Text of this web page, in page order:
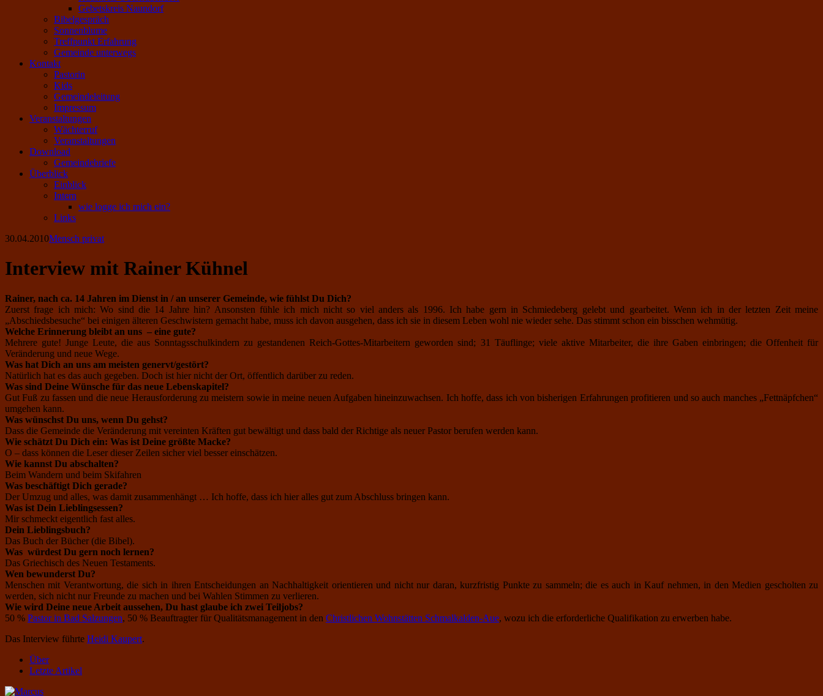
Gebetskreis Naundorf
Bibelgespräch
Sonnenblume
Treffpunkt Erfahrung
Gemeinde unterwegs
Kontakt
Pastorin
Kids
Gemeindeleitung
Impressum
Veranstaltungen
Wächterruf
Veranstaltungen
Download
Gemeindebriefe
Überblick
Einblick
Intern
wie logge ich mich ein?
Links
30.04.2010Mensch privat
Interview mit Rainer Kühnel
Rainer, nach ca. 14 Jahren im Dienst in / an unserer Gemeinde, wie fühlst Du Dich?
Zuerst frage ich mich: Wo sind die 14 Jahre hin? Ansonsten fühle ich mich nicht so viel anders als 1996. Ich habe gern in Schmiedeberg gelebt und gearbeitet. Wenn ich in der letzten Zeit meine
„Abschiedsbesuche“ bei einigen älteren Geschwistern gemacht habe, muss ich davon ausgehen, dass ich sie in diesem Leben wohl nie wieder sehe. Das stimmt schon ein bisschen wehmütig.
Welche Erinnerung bleibt an uns – eine gute?
Mehrere gute! Junge Leute, die aus Sonntagsschulkindern zu gestandenen Reich-Gottes-Mitarbeitern geworden sind; 31 Täuflinge; viele aktive Mitarbeiter, die ihre Gaben einbringen; die Offenheit für
Veränderung und neue Wege.
Was hat Dich an uns am meisten genervt/gestört?
Natürlich hat es das auch gegeben. Doch ist hier nicht der Ort, öffentlich darüber zu reden.
Was sind Deine Wünsche für das neue Lebenskapitel?
Gut Fuß zu fassen und die neue Herausforderung zu meistern sowie in meine neuen Aufgaben hineinzuwachsen. Ich hoffe, dass ich von bisherigen Erfahrungen profitieren und so auch manches „Fettnäpfchen“
umgehen kann.
Was wünschst Du uns, wenn Du gehst?
Dass die Gemeinde die Veränderung mit vereinten Kräften gut bewältigt und dass bald der Richtige als neuer Pastor berufen werden kann.
Wie schätzt Du Dich ein: Was ist Deine größte Macke?
O – dass können die Leser dieser Zeilen sicher viel besser einschätzen.
Wie kannst Du abschalten?
Beim Wandern und beim Skifahren
Was beschäftigt Dich gerade?
Der Umzug und alles, was damit zusammenhängt … Ich hoffe, dass ich hier alles gut zum Abschluss bringen kann.
Was ist Dein Lieblingsessen?
Mir schmeckt eigentlich fast alles.
Dein Lieblingsbuch?
Das Buch der Bücher (die Bibel).
Was würdest Du gern noch lernen?
Das Griechisch des Neuen Testaments.
Wen bewunderst Du?
Menschen mit Verantwortung, die sich in ihren Entscheidungen an Nachhaltigkeit orientieren und nicht nur daran, kurzfristig Punkte zu sammeln; die es auch in Kauf nehmen, in den Medien gescholten zu
werden, sich nicht nur Freunde zu machen und bei Wahlen Stimmen zu verlieren.
Wie wird Deine neue Arbeit aussehen, Du hast glaube ich zwei Teiljobs?
50 % Pastor in Bad Salzungen, 50 % Beauftragter für Qualitätsmanagement in den Christlichen Wohnstätten Schmalkalden-Aue, wozu ich die erforderliche Qualifikation zu erwerben habe.
Das Interview führte Heidi Kaupert.
Über
Letzte Artikel